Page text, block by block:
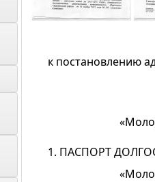
к постановлению
ПАСПОРТ